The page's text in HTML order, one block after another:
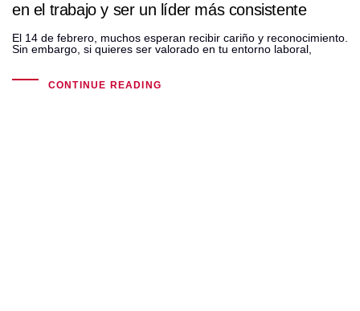
en el trabajo y ser un líder más consistente
El 14 de febrero, muchos esperan recibir cariño y reconocimiento.
Sin embargo, si quieres ser valorado en tu entorno laboral,
CONTINUE READING